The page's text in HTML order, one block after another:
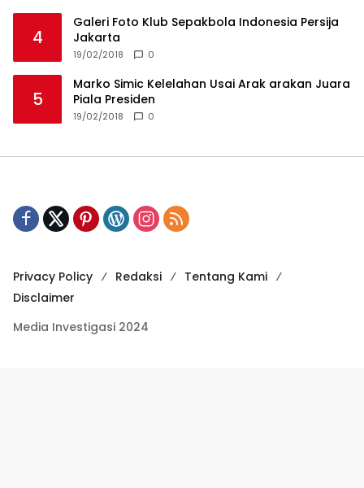
4
Galeri Foto Klub Sepakbola Indonesia Persija
Jakarta
19/02/2018 0
5
Marko Simic Kelelahan Usai Arak arakan Juara
Piala Presiden
19/02/2018 0
Privacy Policy Redaksi
Tentang Kami
Disclaimer
Media Investigasi 2024